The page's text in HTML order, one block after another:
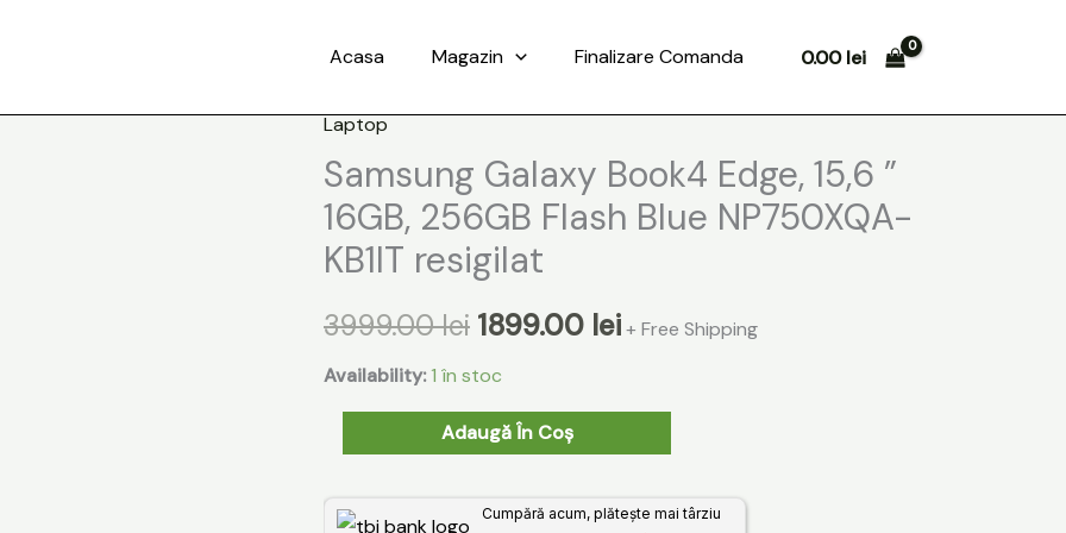
Acasa Magazin Finalizare Comanda 0.00lei
Laptop
Samsung Galaxy Book4 Edge, 15,6 ”
16GB, 256GB Flash Blue NP750XQA-
KB1IT resigilat
3999.00lei
inițial
a
1899.00 lei
curent
+ Free Shipping
Availability:1 în stoc
Cantitate
Samsung
Galaxy
Book4
Edge,
"
16GB,
256GB
NP750XQA-
Adaugă În Coș
Cumpără acum, plătește mai târziu